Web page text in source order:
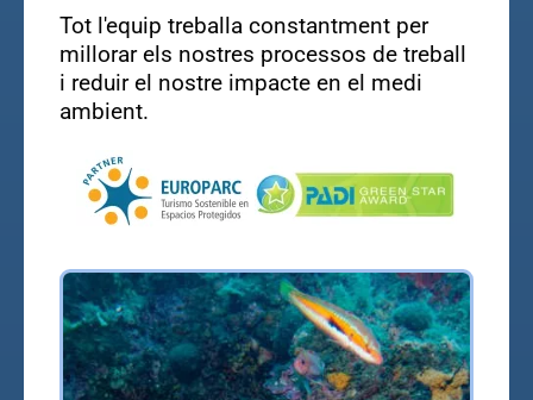
Tot l'equip treballa constantment per
millorar els nostres processos de treball
i reduir el nostre impacte en el medi
ambient.